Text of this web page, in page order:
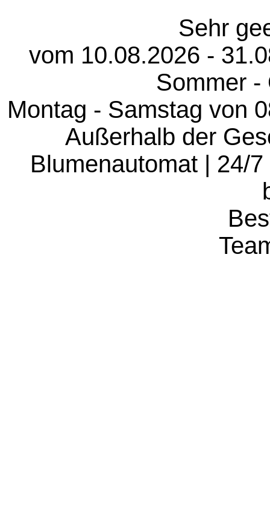
Sehr
vom 10.08.2026 -
Sommer -
Montag - Samstag von
Außerhalb der
Blumenautomat | 24/